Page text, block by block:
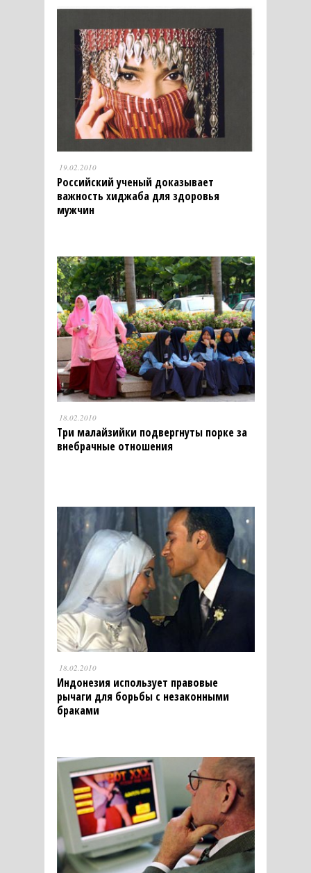
19.02.2010
Российский ученый доказывает
важность хиджаба для здоровья
мужчин
18.02.2010
Три малайзийки подвергнуты порке за
внебрачные отношения
18.02.2010
Индонезия использует правовые
рычаги для борьбы с незаконными
браками